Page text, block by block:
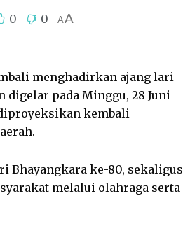
0 0 AA
menghadirkan ajang lari
digelar pada Minggu, 28 Juni
kembali
Bhayangkara ke-80, sekaligus
melalui olahraga serta